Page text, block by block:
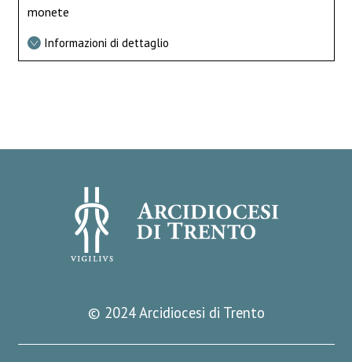
monete
Informazioni di dettaglio
© 2024 Arcidiocesi di Trento